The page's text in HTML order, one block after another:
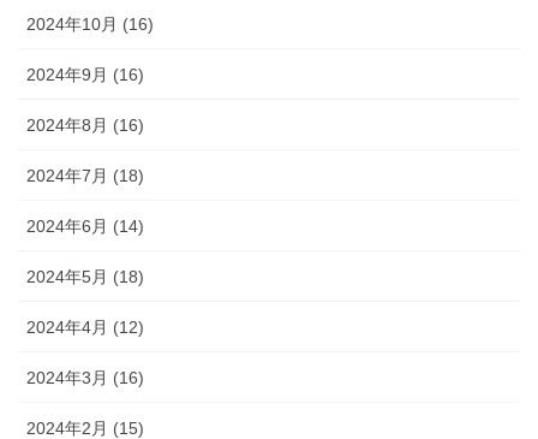
2024年10月 (16)
2024年9月 (16)
2024年8月 (16)
2024年7月 (18)
2024年6月 (14)
2024年5月 (18)
2024年4月 (12)
2024年3月 (16)
2024年2月 (15)